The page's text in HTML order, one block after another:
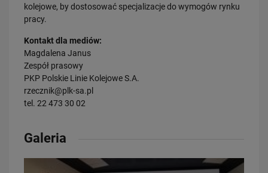
kolejowe, by dostosować specjalizacje do wymogów rynku
pracy.
Kontakt dla mediów:
Magdalena Janus
Zespół prasowy
PKP Polskie Linie Kolejowe S.A.
rzecznik@plk-sa.pl
tel. 22 473 30 02
Galeria
PRZECZYTAJ
Nowe perony, windy i szybsze pociągi. Polskie Linie Kolejowe S.A.
PRZECZYTAJ